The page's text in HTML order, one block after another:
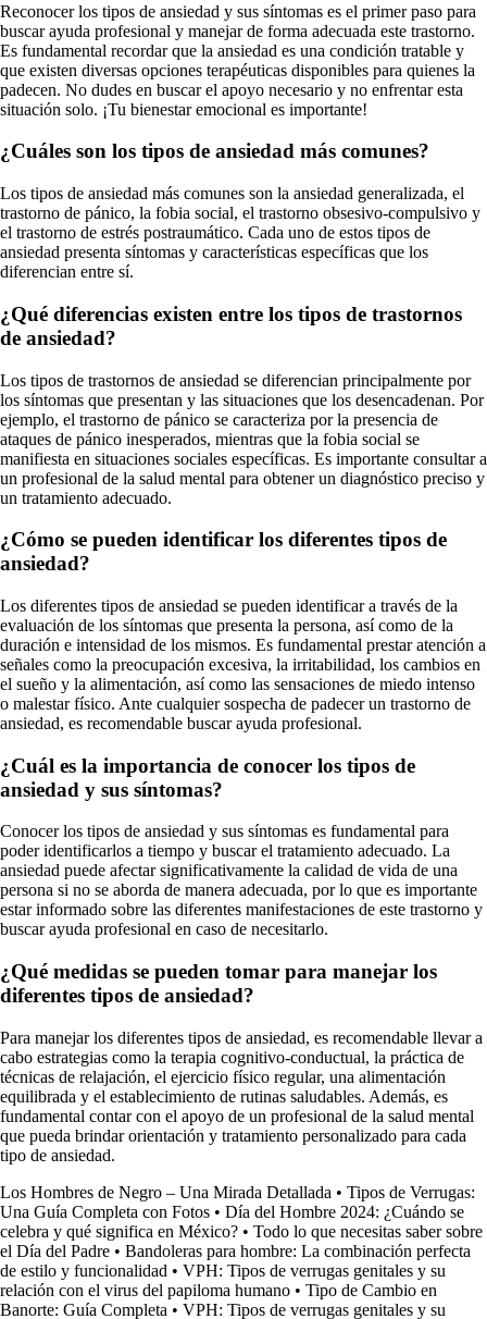
Reconocer los tipos de ansiedad y sus síntomas es el primer paso para
buscar ayuda profesional y manejar de forma adecuada este trastorno.
Es fundamental recordar que la ansiedad es una condición tratable y
que existen diversas opciones terapéuticas disponibles para quienes la
padecen. No dudes en buscar el apoyo necesario y no enfrentar esta
situación solo. ¡Tu bienestar emocional es importante!
¿Cuáles son los tipos de ansiedad más comunes?
Los tipos de ansiedad más comunes son la ansiedad generalizada, el
trastorno de pánico, la fobia social, el trastorno obsesivo-compulsivo y
el trastorno de estrés postraumático. Cada uno de estos tipos de
ansiedad presenta síntomas y características específicas que los
diferencian entre sí.
¿Qué diferencias existen entre los tipos de trastornos
de ansiedad?
Los tipos de trastornos de ansiedad se diferencian principalmente por
los síntomas que presentan y las situaciones que los desencadenan. Por
ejemplo, el trastorno de pánico se caracteriza por la presencia de
ataques de pánico inesperados, mientras que la fobia social se
manifiesta en situaciones sociales específicas. Es importante consultar a
un profesional de la salud mental para obtener un diagnóstico preciso y
un tratamiento adecuado.
¿Cómo se pueden identificar los diferentes tipos de
ansiedad?
Los diferentes tipos de ansiedad se pueden identificar a través de la
evaluación de los síntomas que presenta la persona, así como de la
duración e intensidad de los mismos. Es fundamental prestar atención a
señales como la preocupación excesiva, la irritabilidad, los cambios en
el sueño y la alimentación, así como las sensaciones de miedo intenso
o malestar físico. Ante cualquier sospecha de padecer un trastorno de
ansiedad, es recomendable buscar ayuda profesional.
¿Cuál es la importancia de conocer los tipos de
ansiedad y sus síntomas?
Conocer los tipos de ansiedad y sus síntomas es fundamental para
poder identificarlos a tiempo y buscar el tratamiento adecuado. La
ansiedad puede afectar significativamente la calidad de vida de una
persona si no se aborda de manera adecuada, por lo que es importante
estar informado sobre las diferentes manifestaciones de este trastorno y
buscar ayuda profesional en caso de necesitarlo.
¿Qué medidas se pueden tomar para manejar los
diferentes tipos de ansiedad?
Para manejar los diferentes tipos de ansiedad, es recomendable llevar a
cabo estrategias como la terapia cognitivo-conductual, la práctica de
técnicas de relajación, el ejercicio físico regular, una alimentación
equilibrada y el establecimiento de rutinas saludables. Además, es
fundamental contar con el apoyo de un profesional de la salud mental
que pueda brindar orientación y tratamiento personalizado para cada
tipo de ansiedad.
Los Hombres de Negro – Una Mirada Detallada • Tipos de Verrugas:
Una Guía Completa con Fotos • Día del Hombre 2024: ¿Cuándo se
celebra y qué significa en México? • Todo lo que necesitas saber sobre
el Día del Padre • Bandoleras para hombre: La combinación perfecta
de estilo y funcionalidad • VPH: Tipos de verrugas genitales y su
relación con el virus del papiloma humano • Tipo de Cambio en
Banorte: Guía Completa • VPH: Tipos de verrugas genitales y su